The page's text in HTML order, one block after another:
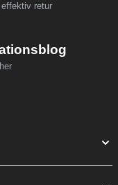
effektiv retur